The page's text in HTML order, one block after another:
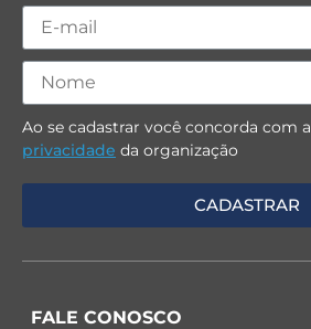
Ao se cadastrar você concorda com a
privacidade da organização
FALE CONOSCO